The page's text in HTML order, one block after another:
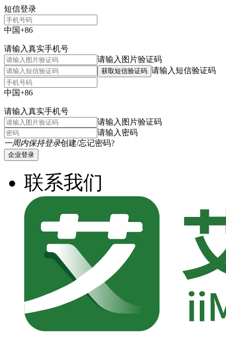
短信登录
中国+86
请输入真实手机号
请输入图片验证码
获取短信验证码 请输入短信验证码
中国+86
请输入真实手机号
请输入图片验证码
请输入密码
一周内保持登录创建/忘记密码?
企业登录
联系我们